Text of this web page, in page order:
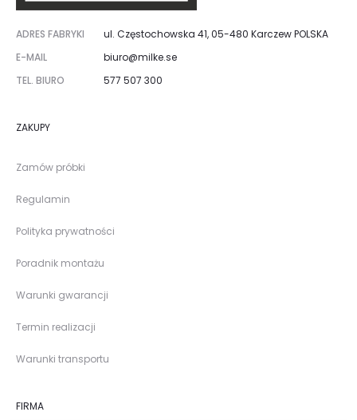
ADRES FABRYKI
ul. Częstochowska 41, 05-480 Karczew POLSKA
E-MAIL
biuro@milke.se
TEL. BIURO
577 507 300
ZAKUPY
Zamów próbki
Regulamin
Polityka prywatności
Poradnik montażu
Warunki gwarancji
Termin realizacji
Warunki transportu
FIRMA